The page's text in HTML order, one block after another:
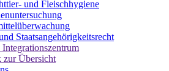
und Fleischhygiene
Staatsangehörigkeitsrecht
zur Übersicht